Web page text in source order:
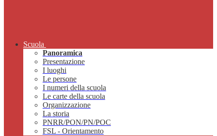
Scuola
Panoramica
Presentazione
I luoghi
Le persone
I numeri della scuola
Le carte della scuola
Organizzazione
La storia
PNRR/PON/PN/POC
FSL - Orientamento